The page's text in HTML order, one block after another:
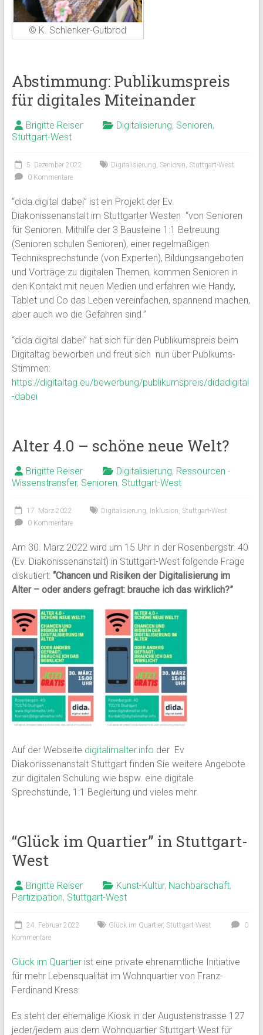
© K. Schlenker-Gutbrod
Abstimmung: Publikumspreis
für digitales Miteinander
Brigitte Reiser Digitalisierung, Senioren,
Stuttgart-West
5. Dezember 2022 Digitalisierung, Senioren, Stuttgart-West
0 Kommentare
“dida.digital dabei” ist ein Projekt der Ev.
Diakonissenanstalt im Stuttgarter Westen “von Senioren
für Senioren. Mithilfe der 3 Bausteine 1:1 Betreuung
(Senioren schulen Senioren), einer regelmäßigen
Techniksprechstunde (von Experten), Bildungsangeboten
und Vorträge zu digitalen Themen, kommen Senioren in
den Kontakt mit neuen Medien und erfahren wie Handy,
Tablet und Co das Leben vereinfachen, spannend machen,
aber auch wo die Gefahren sind.”
“dida.digital dabei” hat sich für den Publikumspreis beim
Digitaltag beworben und freut sich nun über Publkums-
Stimmen:
https://digitaltag.eu/bewerbung/publikumspreis/didadigital
-dabei
Alter 4.0 – schöne neue Welt?
Brigitte Reiser Digitalisierung, Ressourcen -
Wissenstransfer, Senioren, Stuttgart-West
17. März 2022 Digitalisierung, Inklusion, Stuttgart-West
0 Kommentare
Am 30. März 2022 wird um 15 Uhr in der Rosenbergstr. 40
(Ev. Diakonissenanstalt) in Stuttgart-West folgende Frage
diskutiert: “Chancen und Risiken der Digitalisierung im
Alter – oder anders gefragt: brauche ich das wirklich?”
Auf der Webseite digitalimalter.info der Ev
Diakonissenanstalt Stuttgart finden Sie weitere Angebote
zur digitalen Schulung wie bspw. eine digitale
Sprechstunde, 1:1 Begleitung und vieles mehr.
“Glück im Quartier” in Stuttgart-
West
Brigitte Reiser Kunst-Kultur, Nachbarschaft,
Partizipation, Stuttgart-West
24. Februar 2022 Glück im Quartier, Stuttgart-West
0
Kommentare
Glück im Quartierist eine private ehrenamtliche Initiative
für mehr Lebensqualität im Wohnquartier von Franz-
Ferdinand Kress:
Es steht der ehemalige Kiosk in der Augustenstrasse 127
jeder/jedem aus dem Wohnquartier Stuttgart-West für